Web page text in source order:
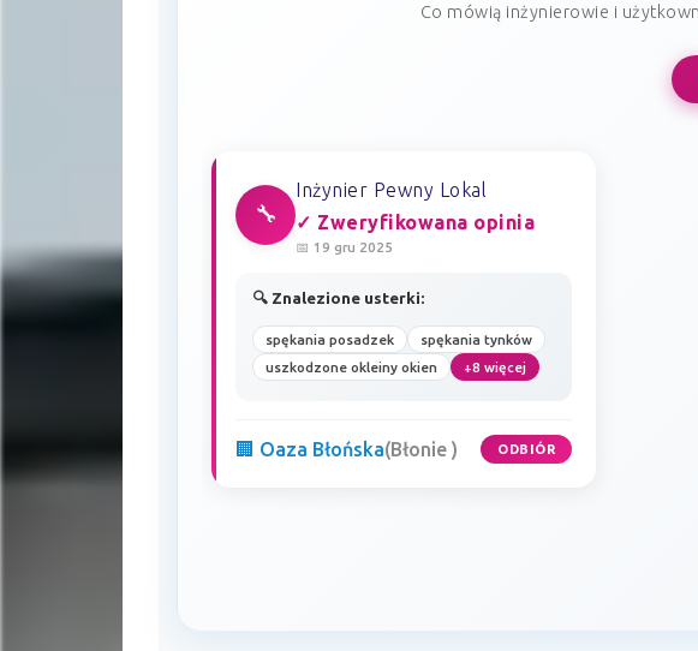
Co mówią inżynierowie i
🔧
Inżynier Pewny Lokal
✓ Zweryfikowana opinia
📅 19 gru 2025
🔍 Znalezione usterki:
spękania posadzek
spękania tynków
uszkodzone okleiny okien
+8 więcej
🏢 Oaza Błońska(Błonie ) ODBIÓR